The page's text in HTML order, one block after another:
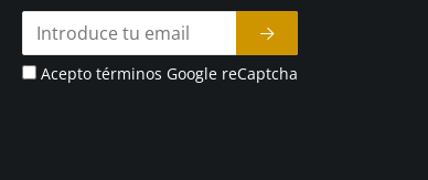
Acepto términos Google reCaptcha